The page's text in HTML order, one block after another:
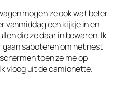
mogen ze ook wat beter
vanmiddag een kijkje in en
die ze daar in bewaren. Ik
saboteren om het nest
toen ze me op
vloog uit de camionette.